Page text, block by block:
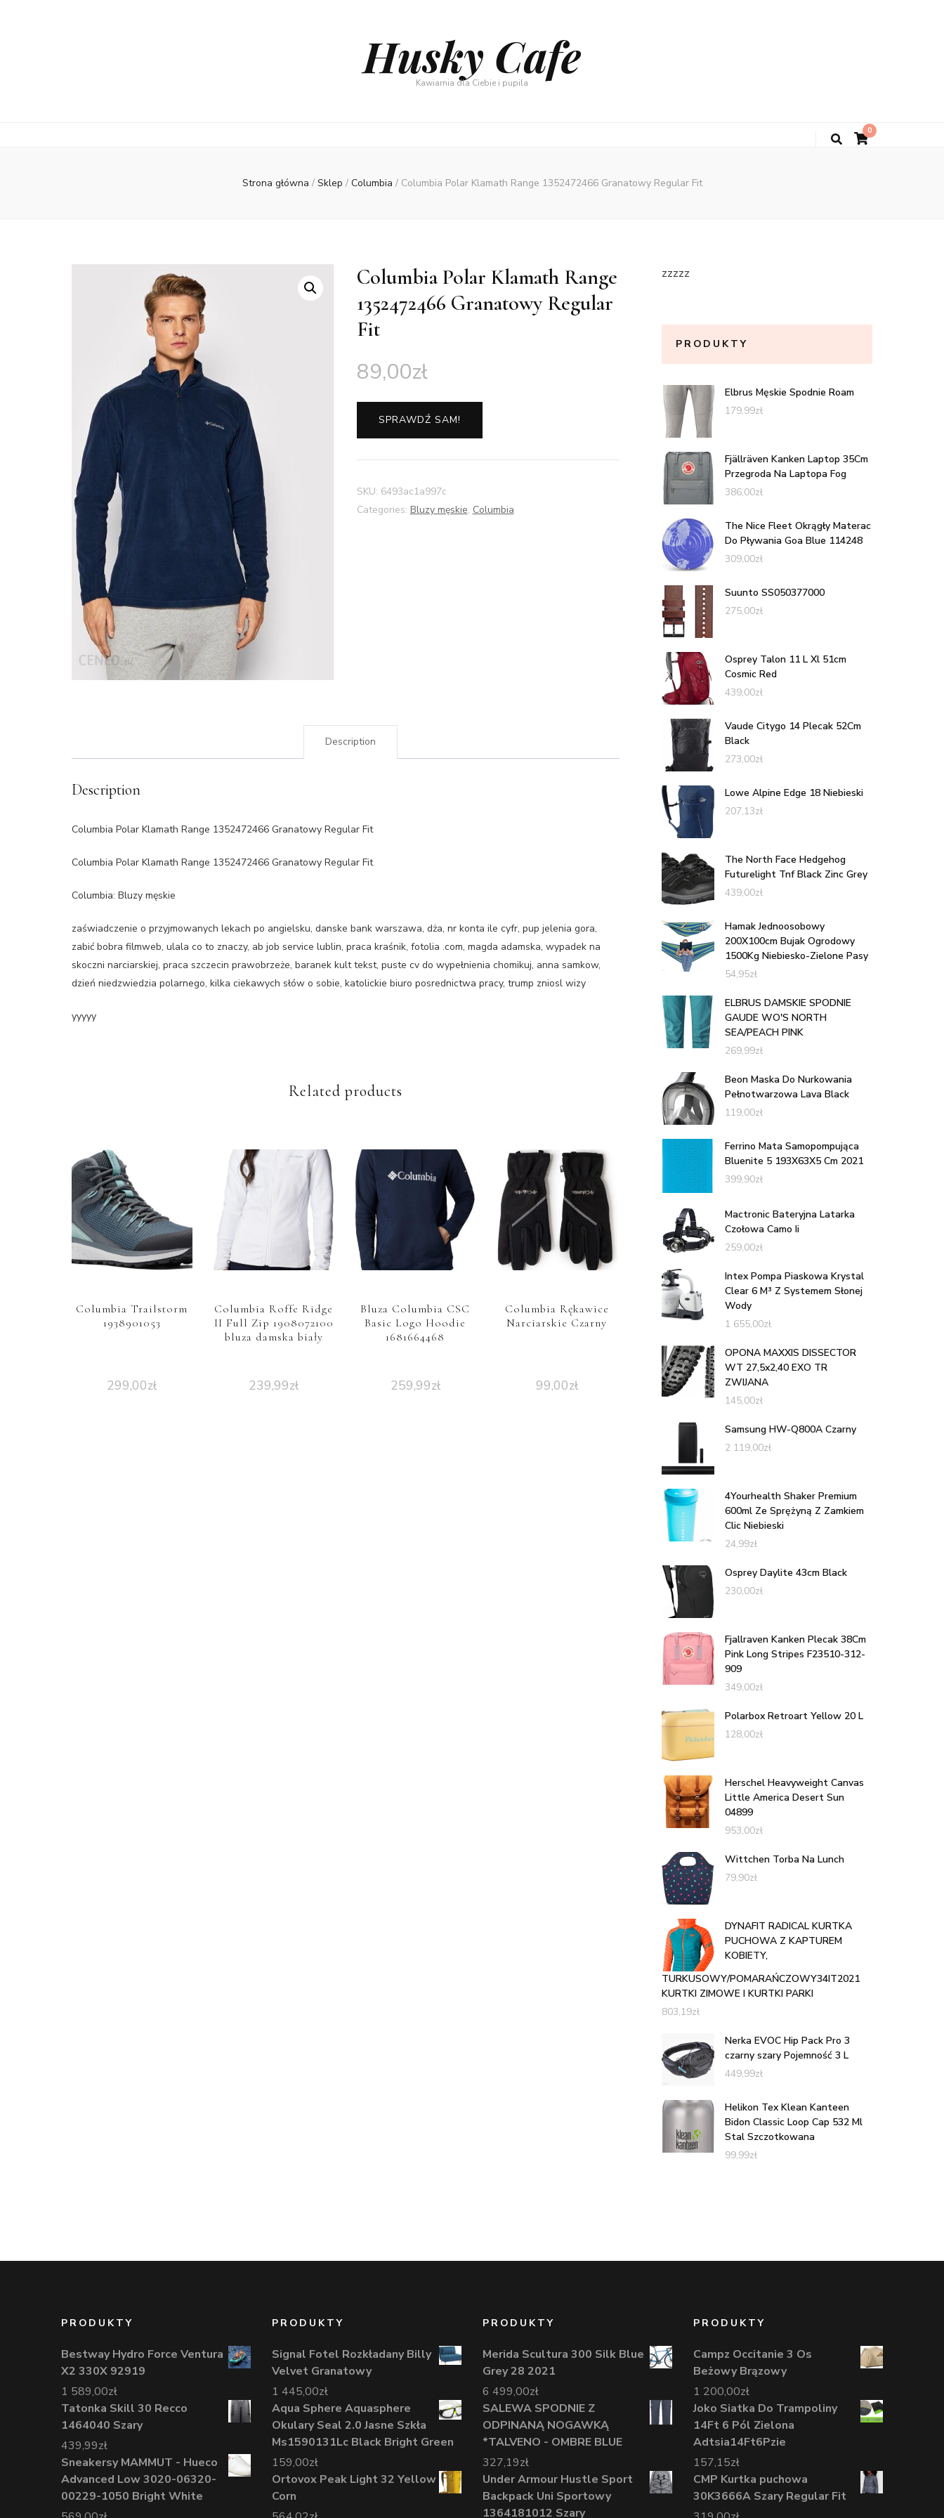
Husky Cafe
Kawiarnia dla Ciebie i pupila
0
Strona główna / Sklep / Columbia / Columbia Polar Klamath Range 1352472466 Granatowy Regular Fit
Columbia Polar Klamath Range
1352472466 Granatowy Regular
Fit
89,00zł
SPRAWDŹ SAM!
SKU: 6493ac1a997c
Categories: Bluzy męskie, Columbia
Description
Description
Columbia Polar Klamath Range 1352472466 Granatowy Regular Fit
Columbia Polar Klamath Range 1352472466 Granatowy Regular Fit
Columbia: Bluzy męskie
zaświadczenie o przyjmowanych lekach po angielsku, danske bank warszawa, dża, nr konta ile cyfr, pup jelenia gora,
zabić bobra filmweb, ulala co to znaczy, ab job service lublin, praca kraśnik, fotolia .com, magda adamska, wypadek na
skoczni narciarskiej, praca szczecin prawobrzeże, baranek kult tekst, puste cv do wypełnienia chomikuj, anna samkow,
dzień niedzwiedzia polarnego, kilka ciekawych słów o sobie, katolickie biuro posrednictwa pracy, trump zniosl wizy
yyyyy
Related products
Columbia Trailstorm
1938901053
299,00zł
Columbia Roffe Ridge
II Full Zip 1908072100
bluza damska biały
239,99zł
Bluza Columbia CSC
Basic Logo Hoodie
1681664468
259,99zł
Columbia Rękawice
Narciarskie Czarny
99,00zł
zzzzz
PRODUKTY
Elbrus Męskie Spodnie Roam
179,99zł
Fjällräven Kanken Laptop 35Cm
Przegroda Na Laptopa Fog
386,00zł
The Nice Fleet Okrągły Materac
Do Pływania Goa Blue 114248
309,00zł
Suunto SS050377000
275,00zł
Osprey Talon 11 L Xl 51cm
Cosmic Red
439,00zł
Vaude Citygo 14 Plecak 52Cm
Black
273,00zł
Lowe Alpine Edge 18 Niebieski
207,13zł
The North Face Hedgehog
Futurelight Tnf Black Zinc Grey
439,00zł
Hamak Jednoosobowy
200X100cm Bujak Ogrodowy
1500Kg Niebiesko-Zielone Pasy
54,95zł
ELBRUS DAMSKIE SPODNIE
GAUDE WO'S NORTH
SEA/PEACH PINK
269,99zł
Beon Maska Do Nurkowania
Pełnotwarzowa Lava Black
119,00zł
Ferrino Mata Samopompująca
Bluenite 5 193X63X5 Cm 2021
399,90zł
Mactronic Bateryjna Latarka
Czołowa Camo Ii
259,00zł
Intex Pompa Piaskowa Krystal
Clear 6 M³ Z Systemem Słonej
Wody
1 655,00zł
OPONA MAXXIS DISSECTOR
WT 27,5x2,40 EXO TR
ZWIJANA
145,00zł
Samsung HW-Q800A Czarny
2 119,00zł
4Yourhealth Shaker Premium
600ml Ze Sprężyną Z Zamkiem
Clic Niebieski
24,99zł
Osprey Daylite 43cm Black
230,00zł
Fjallraven Kanken Plecak 38Cm
Pink Long Stripes F23510-312-
909
349,00zł
Polarbox Retroart Yellow 20 L
128,00zł
Herschel Heavyweight Canvas
Little America Desert Sun
04899
953,00zł
Wittchen Torba Na Lunch
79,90zł
DYNAFIT RADICAL KURTKA
PUCHOWA Z KAPTUREM
KOBIETY,
TURKUSOWY/POMARAŃCZOWY34IT2021
KURTKI ZIMOWE I KURTKI PARKI
803,19zł
Nerka EVOC Hip Pack Pro 3
czarny szary Pojemność 3 L
449,99zł
Helikon Tex Klean Kanteen
Bidon Classic Loop Cap 532 Ml
Stal Szczotkowana
99,99zł
PRODUKTY
Bestway Hydro Force Ventura
X2 330X 92919
1 589,00zł
Tatonka Skill 30 Recco
1464040 Szary
439,99zł
Sneakersy MAMMUT - Hueco
Advanced Low 3020-06320-
00229-1050 Bright White
PRODUKTY
Signal Fotel Rozkładany Billy
Velvet Granatowy
1 445,00zł
Aqua Sphere Aquasphere
Okulary Seal 2.0 Jasne Szkła
Ms1590131Lc Black Bright Green
159,00zł
Ortovox Peak Light 32 Yellow
Corn
PRODUKTY
Merida Scultura 300 Silk Blue
Grey 28 2021
6 499,00zł
SALEWA SPODNIE Z
ODPINANĄ NOGAWKĄ
*TALVENO - OMBRE BLUE
327,19zł
Under Armour Hustle Sport
Backpack Uni Sportowy
1364181012 Szary
PRODUKTY
Campz Occitanie 3 Os
Beżowy Brązowy
1 200,00zł
Joko Siatka Do Trampoliny
14Ft 6 Pól Zielona
Adtsia14Ft6Pzie
157,15zł
CMP Kurtka puchowa
30K3666A Szary Regular Fit